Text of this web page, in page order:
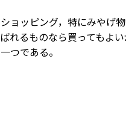
ョッピング，特にみやげ
れるものなら買ってもよ
つである。